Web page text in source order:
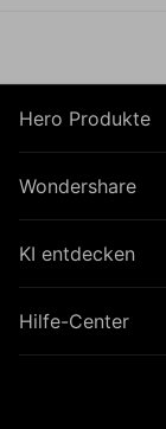
Hero Produkte
Wondershare
KI entdecken
Hilfe-Center